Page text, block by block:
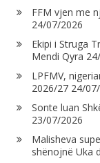
FFM vjen me
24/07/2026
Ekipi i Struga
Mendi Qyra
LPFMV,
2026/27 24/
Sonte luan
23/07/2026
Malisheva
shënojnë Uka